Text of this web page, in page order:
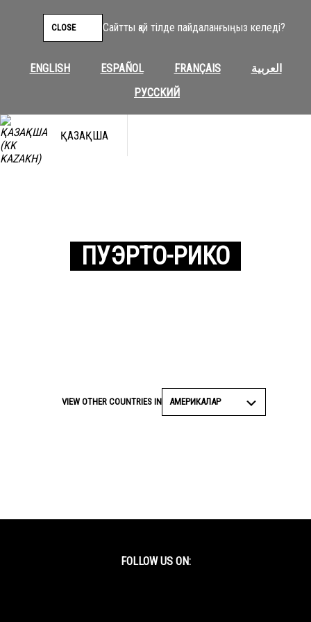
Сайтты қай тілде пайдаланғыңыз келеді?
ENGLISH ESPAÑOL FRANÇAIS
العربية
РУССКИЙ
CLOSE
ҚАЗАҚША
ПУЭРТО-РИКО
VIEW OTHER COUNTRIES IN АМЕРИКАЛАР
FOLLOW US ON: